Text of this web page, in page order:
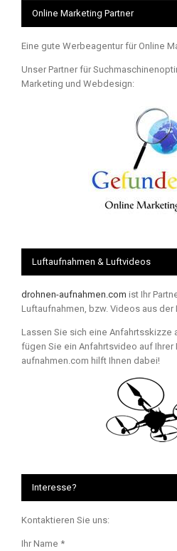
Online Marketing Partner
Eine gute Werbeagentur für Online
Unser Partner für
Marketing und Webdesign:
Luftaufnahmen & Luftvideos
drohnen-aufnahmen.com ist Ihr
Luftaufnahmen, bzw. Videos aus der
Lassen Sie sich eine Anfahrtsskizze
fügen Sie ein Anfahrtsvideo auf
aufnahmen.com hilft Ihnen dabei!
Interesse?
Kontaktieren Sie uns:
Ihr Name *